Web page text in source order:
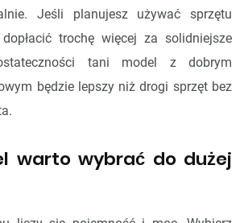
Jeśli planujesz używać sprzętu
trochę więcej za solidniejsze
tani model z dobrym
będzie lepszy niż drogi sprzęt bez
warto wybrać do dużej